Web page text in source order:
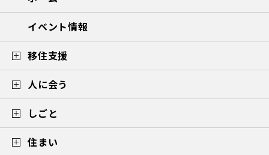
イベント情報
移住支援
人に会う
しごと
住まい